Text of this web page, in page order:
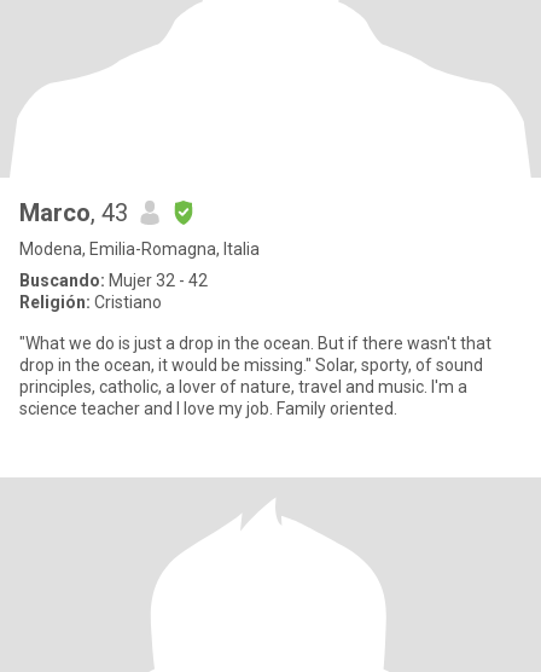
Marco, 43
Modena, Emilia-Romagna, Italia
Buscando: Mujer 32 - 42
Religión: Cristiano
"What we do is just a drop in the ocean. But if there wasn't that
drop in the ocean, it would be missing." Solar, sporty, of sound
principles, catholic, a lover of nature, travel and music. I'm a
science teacher and I love my job. Family oriented.